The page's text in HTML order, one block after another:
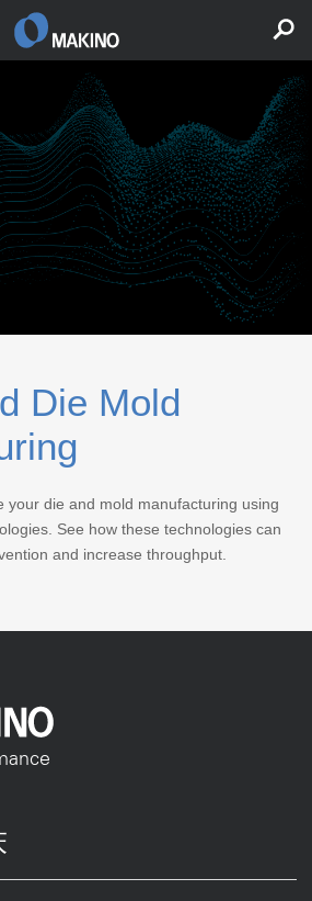
Die Mold
your die and mold manufacturing using
See how these technologies can
and increase throughput.